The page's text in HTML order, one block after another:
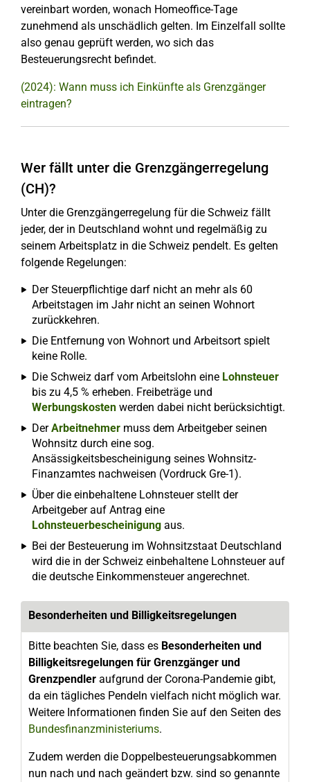
vereinbart worden, wonach Homeoffice-Tage
zunehmend als unschädlich gelten. Im Einzelfall sollte
also genau geprüft werden, wo sich das
Besteuerungsrecht befindet.
(2024): Wann muss ich Einkünfte als Grenzgänger
eintragen?
Wer fällt unter die Grenzgängerregelung
(CH)?
Unter die Grenzgängerregelung für die Schweiz fällt
jeder, der in Deutschland wohnt und regelmäßig zu
seinem Arbeitsplatz in die Schweiz pendelt. Es gelten
folgende Regelungen:
Der Steuerpflichtige darf nicht an mehr als 60
Arbeitstagen im Jahr nicht an seinen Wohnort
zurückkehren.
Die Entfernung von Wohnort und Arbeitsort spielt
keine Rolle.
Die Schweiz darf vom Arbeitslohn eine Lohnsteuer
bis zu 4,5 % erheben. Freibeträge und
Werbungskosten werden dabei nicht berücksichtigt.
DerArbeitnehmer muss dem Arbeitgeber seinen
Wohnsitz durch eine sog.
Ansässigkeitsbescheinigung seines Wohnsitz-
Finanzamtes nachweisen (Vordruck Gre-1).
Über die einbehaltene Lohnsteuer stellt der
Arbeitgeber auf Antrag eine
Lohnsteuerbescheinigung aus.
Bei der Besteuerung im Wohnsitzstaat Deutschland
wird die in der Schweiz einbehaltene Lohnsteuer auf
die deutsche Einkommensteuer angerechnet.
Besonderheiten und Billigkeitsregelungen
Bitte beachten Sie, dass es Besonderheiten und
Billigkeitsregelungen für Grenzgänger und
Grenzpendler aufgrund der Corona-Pandemie gibt,
da ein tägliches Pendeln vielfach nicht möglich war.
Weitere Informationen finden Sie auf den Seiten des
Bundesfinanzministeriums.
Zudem werden die Doppelbesteuerungsabkommen
nun nach und nach geändert bzw. sind so genannte